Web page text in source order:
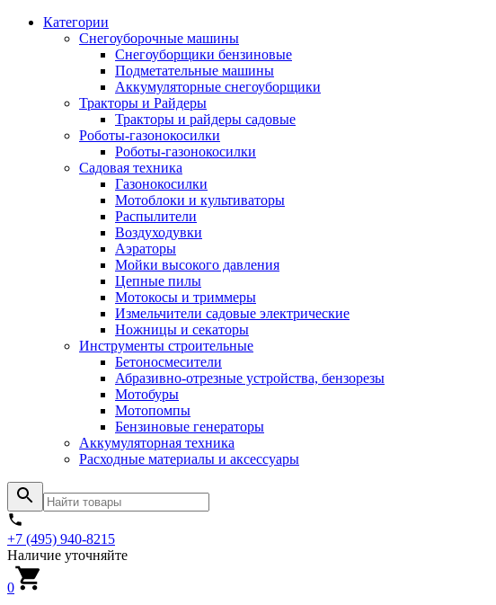
Категории
Снегоуборочные машины
Снегоуборщики бензиновые
Подметательные машины
Аккумуляторные снегоуборщики
Тракторы и Райдеры
Тракторы и райдеры садовые
Роботы-газонокосилки
Роботы-газонокосилки
Садовая техника
Газонокосилки
Мотоблоки и культиваторы
Распылители
Воздуходувки
Аэраторы
Мойки высокого давления
Цепные пилы
Мотокосы и триммеры
Измельчители садовые электрические
Ножницы и секаторы
Инструменты строительные
Бетоносмесители
Абразивно-отрезные устройства, бензорезы
Мотобуры
Мотопомпы
Бензиновые генераторы
Аккумуляторная техника
Расходные материалы и аксессуары
+7 (495) 940-8215
Наличие уточняйте
0